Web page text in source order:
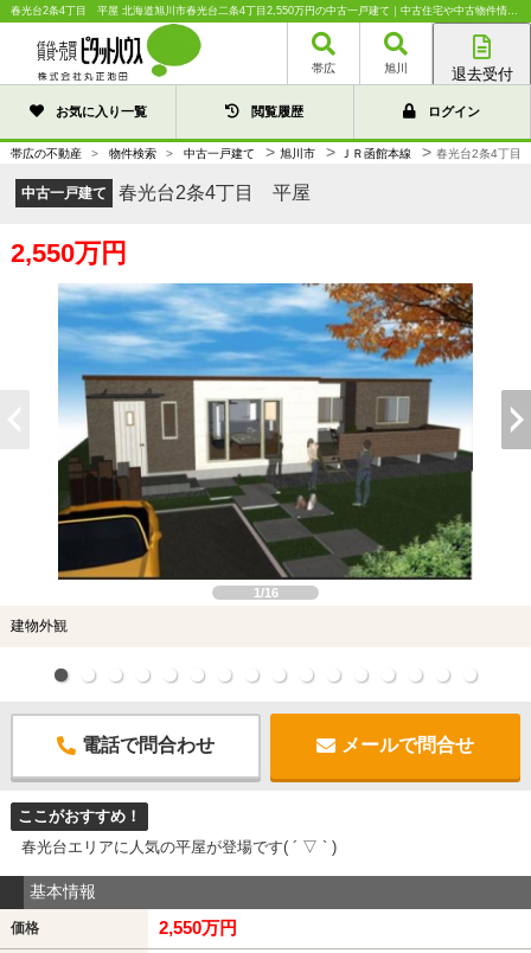
春光台2条4丁目 平屋 北海道旭川市春光台二条4丁目2,550万円の中古一戸建て｜中古住宅や中古物件情報｜株式会社丸正池田
帯広 旭川 退去受付
旭川店
お気に入り一覧 閲覧履歴 ログイン
帯広の不動産 > 物件検索 > 中古一戸建て > 旭川市 > ＪＲ函館本線 > 春光台2条4丁目
中古一戸建て 春光台2条4丁目 平屋
2,550万円
1/16
建物外観
電話で問合わせ メールで問合せ
ここがおすすめ！
春光台エリアに人気の平屋が登場です( ´ ▽ ` )
基本情報
価格 2,550万円